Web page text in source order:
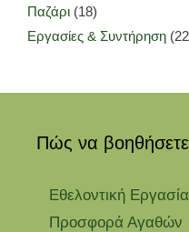
Παζάρι (18)
Εργασίες & Συντήρηση
Πώς να βοηθήσετε
Εθελοντική Εργασία
Προσφορά Αγαθών